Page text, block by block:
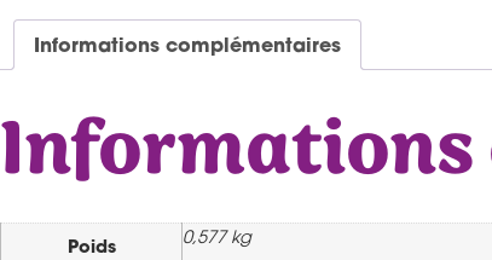
Informations complémentaires
Informations
Poids 0,577 kg